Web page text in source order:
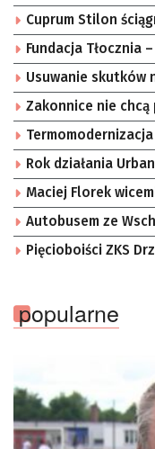
Cuprum Stilon
Fundacja Tłocznia
Usuwanie skutków
Zakonnice nie chcą
Termomodernizacja
Rok działania
Maciej Florek
Autobusem ze
Pięcioboiści ZKS
popularne